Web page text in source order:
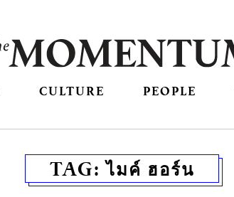
CULTURE PEOPLE
TAG:ไมค์ ฮอร์น